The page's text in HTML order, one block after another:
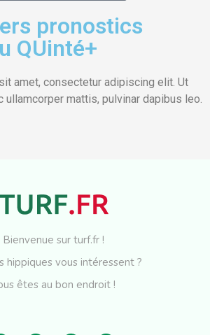
pronostics
QUinté+
amet, consectetur adipiscing elit. Ut
mattis, pulvinar dapibus leo.
Bienvenue sur turf.fr !
hippiques vous intéressent ?
êtes au bon endroit !